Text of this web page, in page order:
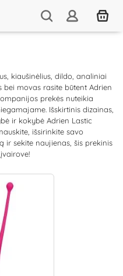
kiaušinėlius, dildo, analiniai
bei movas rasite būtent Adrien
prekės nuteikia
Išskirtinis dizainas,
ir kokybė Adrien Lastic
išsirinkite savo
ir sekite naujienas, šis prekinis